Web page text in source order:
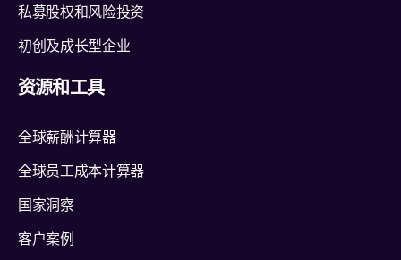
私募股权和风险投资
初创及成长型企业
资源和工具
全球薪酬计算器
全球员工成本计算器
国家洞察
客户案例